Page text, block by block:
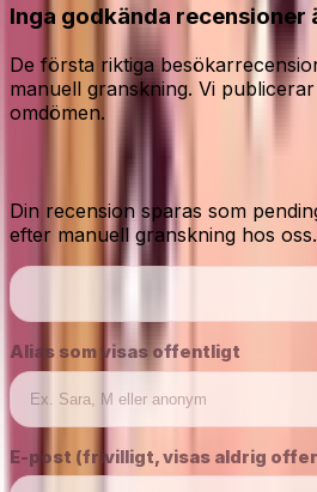
Inga godkända recensioner
De första riktiga
manuell granskning. Vi
omdömen.
Dela din ärliga åsikt
Din recension sparas som
efter manuell granskning hos oss.
Alias som visas offentligt
E-post (frivilligt, visas aldrig